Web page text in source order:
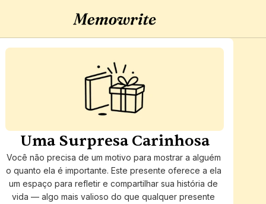
Uma Surpresa Carinhosa
Você não precisa de um motivo para mostrar a alguém
o quanto ela é importante. Este presente oferece a ela
um espaço para refletir e compartilhar sua história de
vida — algo mais valioso do que qualquer presente